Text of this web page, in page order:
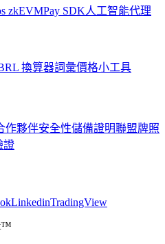
zkEVMPay SDK人工智能代理
換算器詞彙價格小工具
作夥伴安全性儲備證明聯盟牌照
證
LinkedinTradingView